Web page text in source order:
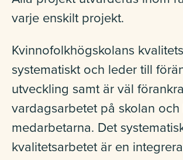
varje enskilt projekt.
Kvinnofolkhögskolans
systematiskt och leder till
utveckling samt är väl
vardagsarbetet på skolan och
medarbetarna. Det
kvalitetsarbetet är en